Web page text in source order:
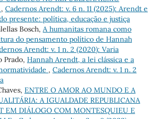
, Cadernos Arendt: v. 6 n. 11 (2025): Arendt e
presente: política, educação e justiça
Bosch, A humanitas romana como
do pensamento político de Hannah
Arendt: v. 1 n. 2 (2020): Varia
Prado, Hannah Arendt, a lei clássica e a
, Cadernos Arendt: v. 1 n. 2
ENTRE O AMOR AO MUNDO E A
A IGUALDADE REPUBLICANA
EM DIÁLOGO COM MONTESQUIEU E